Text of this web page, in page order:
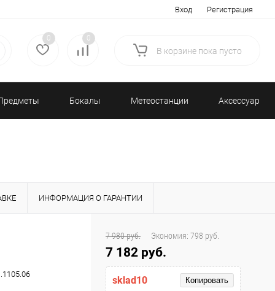
Вход Регистрация
0 0
В корзине пока пусто
Бокалы Метеостанции Аксессуары/
ИНФОРМАЦИЯ О ГАРАНТИИ
7 980 руб. Экономия: 798 руб.
7 182 руб.
sklad10 Копировать